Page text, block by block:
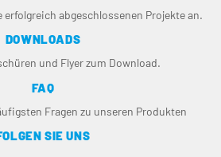
erfolgreich abgeschlossenen Projekte an.
DOWNLOADS
und Flyer zum Download.
FAQ
Fragen zu unseren Produkten
SIE UNS